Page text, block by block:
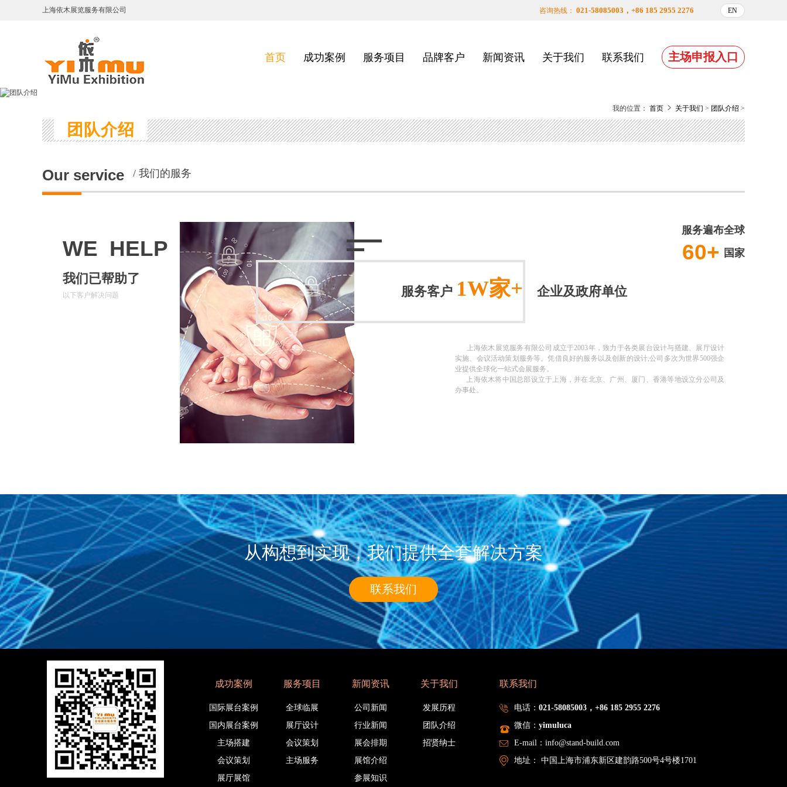
上海依木展览服务有限公司 咨询热线： 021-58085003，+86 185 2955 2276 EN
首页 成功案例 服务项目 品牌客户 新闻资讯 关于我们 联系我们 主场申报入口
我的位置： 首页 关于我们 > 团队介绍 >
团队介绍
Our service / 我们的服务
WE HELP
我们已帮助了
以下客户解决问题
服务遍布全球
国家
60+
服务客户 1W家+ 企业及政府单位
上海依木展览服务有限公司成立于2003年，致力于各类展台设计与搭建、展厅设计
实施、会议活动策划服务等。凭借良好的服务以及创新的设计,公司多次为世界500强企
业提供全球化一站式会展服务。
上海依木将中国总部设立于上海，并在北京、广州、厦门、香港等地设立分公司及
办事处。
从构想到实现，我们提供全套解决方案
联系我们
成功案例
国际展台案例
国内展台案例
主场搭建
会议策划
展厅展馆
服务项目
全球临展
展厅设计
会议策划
主场服务
新闻资讯
公司新闻
行业新闻
展会排期
展馆介绍
参展知识
关于我们
发展历程
团队介绍
招贤纳士
联系我们
电话： 021-58085003，+86 185 2955 2276
微信： yimuluca
E-mail： info@stand-build.com
地址： 中国上海市浦东新区建韵路500号4号楼1701